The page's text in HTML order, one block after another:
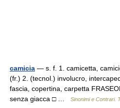
camicia — s. f. 1. camicetta,
(fr.) 2. (tecnol.) involucro,
fascia, copertina, carpetta
senza giacca □ …
Sinonimi e Contrari.